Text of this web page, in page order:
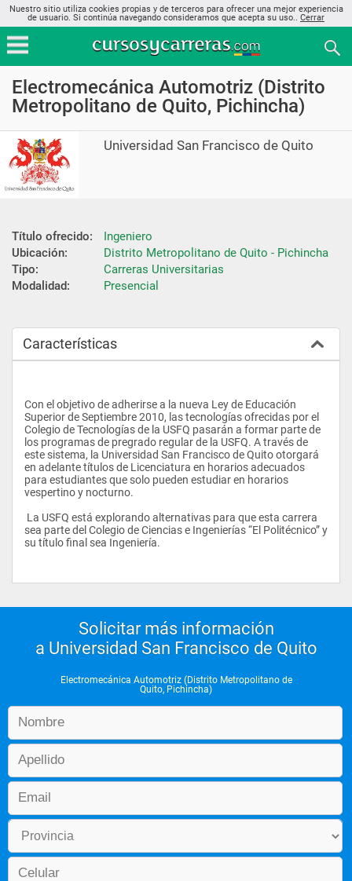
Nuestro sitio utiliza cookies propias y de terceros para ofrecer una mejor experiencia
de usuario. Si continúa navegando consideramos que acepta su uso.. Cerrar
Electromecánica Automotriz (Distrito
Metropolitano de Quito, Pichincha)
Universidad San Francisco de Quito
Título ofrecido:
Ingeniero
Ubicación:
Distrito Metropolitano de Quito - Pichincha
Tipo:
Carreras Universitarias
Modalidad:
Presencial
Características
Con el objetivo de adherirse a la nueva Ley de Educación
Superior de Septiembre 2010, las tecnologías ofrecidas por el
Colegio de Tecnologías de la USFQ pasarán a formar parte de
los programas de pregrado regular de la USFQ. A través de
este sistema, la Universidad San Francisco de Quito otorgará
en adelante títulos de Licenciatura en horarios adecuados
para estudiantes que solo pueden estudiar en horarios
vespertino y nocturno.
sea parte del Colegio de Ciencias e Ingenierías “El Politécnico” y
su título final sea Ingeniería.
Solicitar más información
a Universidad San Francisco de Quito
Electromecánica Automotriz (Distrito Metropolitano de
Quito, Pichincha)